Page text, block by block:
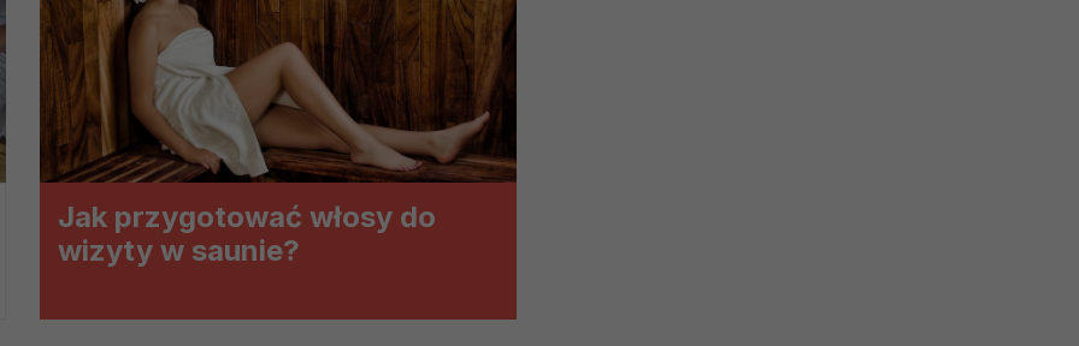
Jak przygotować włosy do
wizyty w saunie?
Twoje dane możemy przekazywać podmiotom przetwarzającym je na nasze zlecenie,
naszych usług oraz podmiotom uprawnionym do uzyskania danych na podstawie
organy ścigania – oczywiście tylko gdy wystąpią z żądaniem w oparciu o stosowną podstawę
że na większości stron internetowych dane o ruchu użytkowników zbierane są przez naszych
Twoich danych?